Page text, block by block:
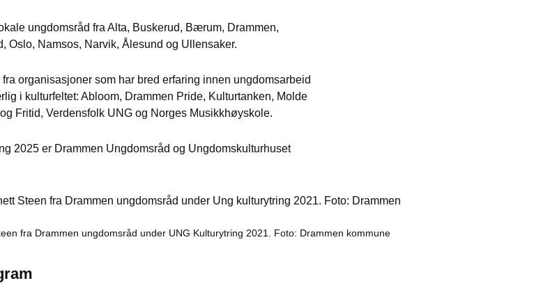
ungdomsråd fra Alta, Buskerud, Bærum, Drammen,
Oslo, Namsos, Narvik, Ålesund og Ullensaker.
organisasjoner som har bred erfaring innen ungdomsarbeid
i kulturfeltet: Abloom, Drammen Pride, Kulturtanken, Molde
Fritid, Verdensfolk UNG og Norges Musikkhøyskole.
2025 er Drammen Ungdomsråd og Ungdomskulturhuset
fra Drammen ungdomsråd under UNG Kulturytring 2021. Foto: Drammen kommune